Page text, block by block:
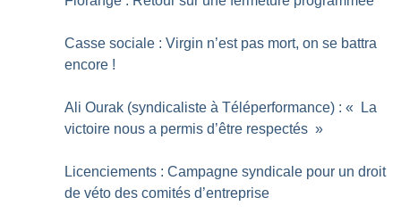
Casse sociale : Virgin n’est pas mort, on se battra
encore !
Ali Ourak (syndicaliste à Téléperformance) : «
La
victoire nous a permis d’être respectés »
Licenciements : Campagne syndicale pour un droit
de véto des comités d’entreprise